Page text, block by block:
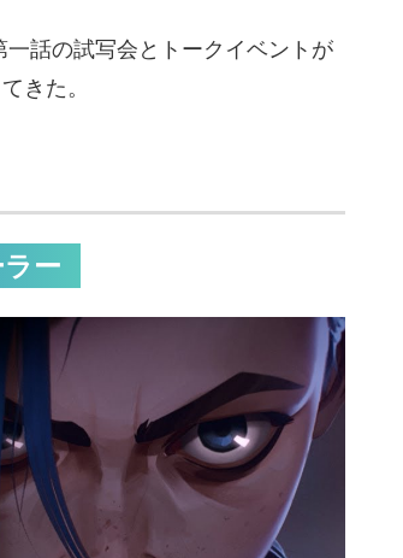
話の試写会とトークイベントが
きた。
ー